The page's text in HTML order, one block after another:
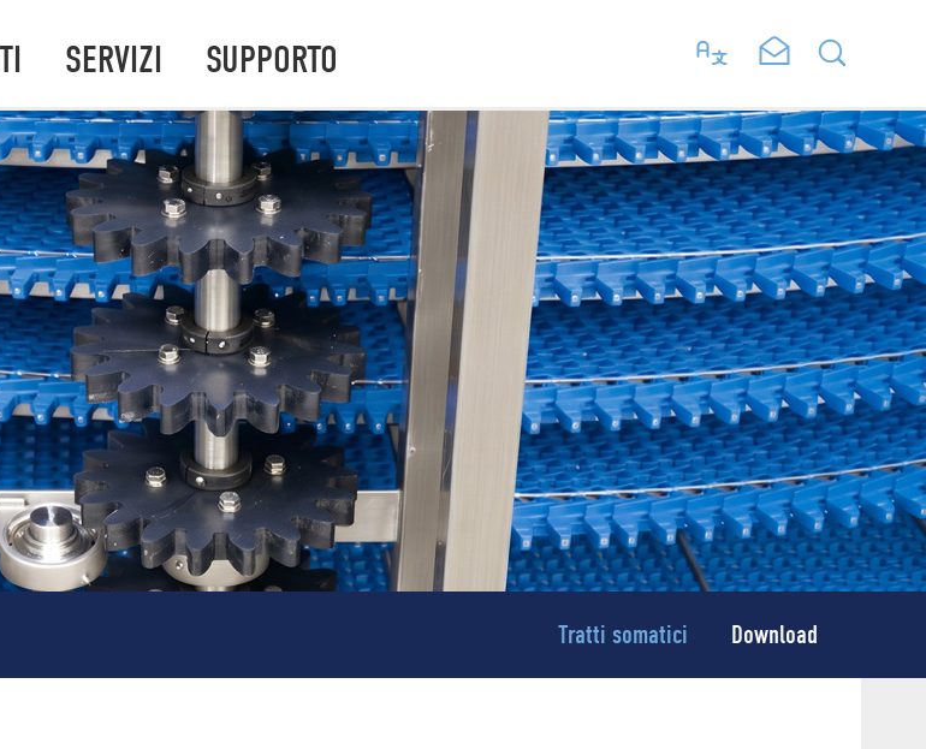
SERVIZI SUPPORTO
Tratti somatici Download